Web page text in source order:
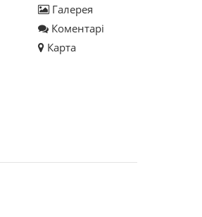
Галерея
Коментарі
Карта